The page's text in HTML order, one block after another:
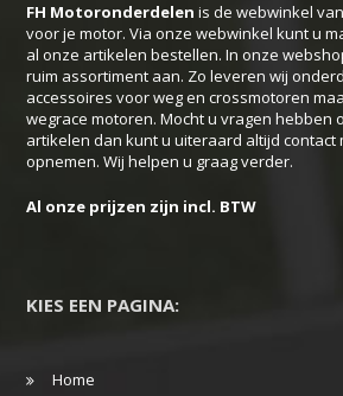
FH Motoronderdelen is de webwinkel van
voor je motor. Via onze webwinkel kunt u
al onze artikelen bestellen. In onze
ruim assortiment aan. Zo leveren wij
accessoires voor weg en crossmotoren
wegrace motoren. Mocht u vragen hebben
artikelen dan kunt u uiteraard altijd contact
opnemen. Wij helpen u graag verder.
Al onze prijzen zijn incl. BTW
KIES EEN PAGINA:
Home